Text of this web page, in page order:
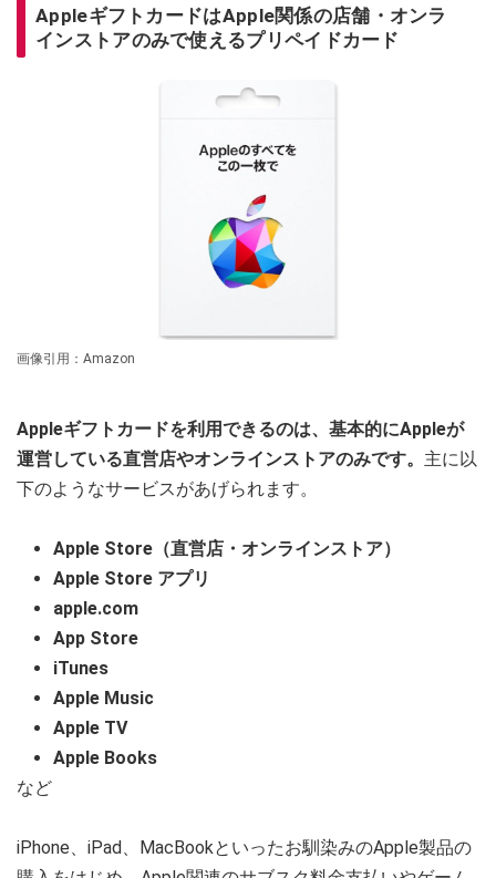
AppleギフトカードはApple関係の店舗・オンラ
インストアのみで使えるプリペイドカード
画像引用：Amazon
Appleギフトカードを利用できるのは、基本的にAppleが
運営している直営店やオンラインストアのみです。 主に以
下のようなサービスがあげられます。
Apple Store（直営店・オンラインストア）
Apple Store アプリ
apple.com
App Store
iTunes
Apple Music
Apple TV
Apple Books
など
iPhone、iPad、MacBookといったお馴染みのApple製品の